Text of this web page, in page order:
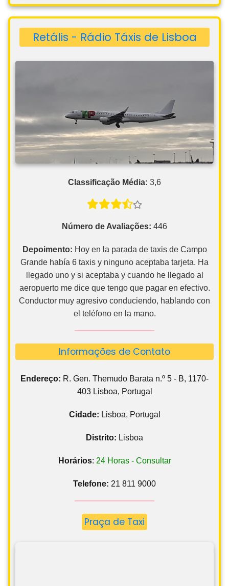
Retális - Rádio Táxis de Lisboa
Classificação Média: 3,6
Número de Avaliações: 446
Depoimento: Hoy en la parada de taxis de Campo
Grande había 6 taxis y ninguno aceptaba tarjeta. Ha
llegado uno y si aceptaba y cuando he llegado al
aeropuerto me dice que tengo que pagar en efectivo.
Conductor muy agresivo conduciendo, hablando con
el teléfono en la mano.
Informações de Contato
Endereço: R. Gen. Themudo Barata n.º 5 - B, 1170-
403 Lisboa, Portugal
Cidade: Lisboa, Portugal
Distrito: Lisboa
Horários: 24 Horas - Consultar
Telefone: 21 811 9000
Praça de Taxi